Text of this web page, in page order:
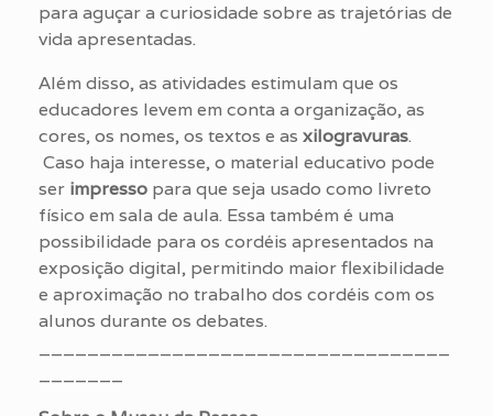
para aguçar a curiosidade sobre as trajetórias de
vida apresentadas.
Além disso, as atividades estimulam que os
educadores levem em conta a organização, as
cores, os nomes, os textos e as xilogravuras.
Caso haja interesse, o material educativo pode
ser impresso para que seja usado como livreto
físico em sala de aula. Essa também é uma
possibilidade para os cordéis apresentados na
exposição digital, permitindo maior flexibilidade
e aproximação no trabalho dos cordéis com os
alunos durante os debates.